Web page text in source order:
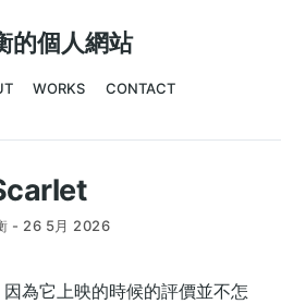
的個人網站
WORKS CONTACT
- 26 5月 2026
為它上映的時候的評價並不怎